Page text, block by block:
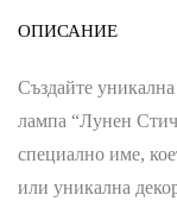
ОПИСАНИЕ
Създайте
лампа “Лунен
специално име,
или уникална